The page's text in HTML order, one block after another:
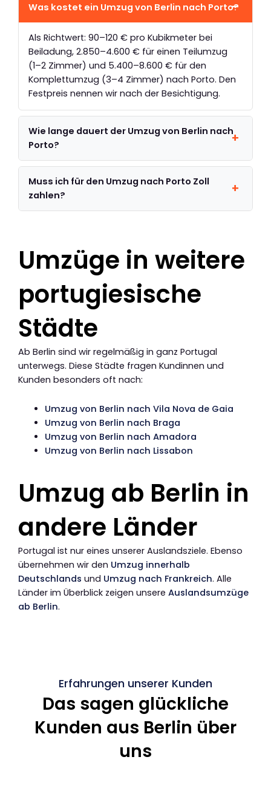
Was kostet ein Umzug von Berlin nach Porto?
Als Richtwert: 90–120 € pro Kubikmeter bei
Beiladung, 2.850–4.600 € für einen Teilumzug
(1–2 Zimmer) und 5.400–8.600 € für den
Komplettumzug (3–4 Zimmer) nach Porto. Den
Festpreis nennen wir nach der Besichtigung.
Wie lange dauert der Umzug von Berlin nach
Porto?
Muss ich für den Umzug nach Porto Zoll
zahlen?
Umzüge in weitere
portugiesische
Städte
Ab Berlin sind wir regelmäßig in ganz Portugal
unterwegs. Diese Städte fragen Kundinnen und
Kunden besonders oft nach:
Umzug von Berlin nach Vila Nova de Gaia
Umzug von Berlin nach Braga
Umzug von Berlin nach Amadora
Umzug von Berlin nach Lissabon
Umzug ab Berlin in
andere Länder
Portugal ist nur eines unserer Auslandsziele. Ebenso
übernehmen wir den Umzug innerhalb
Deutschlands und Umzug nach Frankreich. Alle
Länder im Überblick zeigen unsere Auslandsumzüge
ab Berlin.
Erfahrungen unserer Kunden
Das sagen glückliche
Kunden aus Berlin über
uns